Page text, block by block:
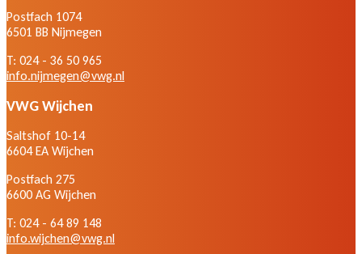
Postfach 1074
6501 BB Nijmegen
T: 024 - 36 50 965
info.nijmegen@vwg.nl
VWG Wijchen
Saltshof 10-14
6604 EA Wijchen
Postfach 275
6600 AG Wijchen
T: 024 - 64 89 148
info.wijchen@vwg.nl